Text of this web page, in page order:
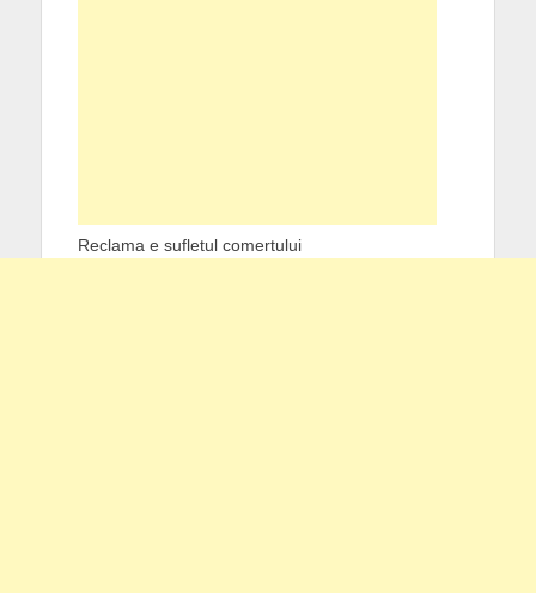
Reclama e sufletul comertului